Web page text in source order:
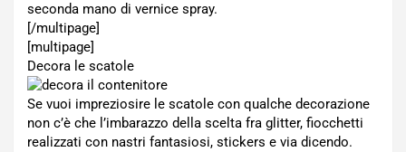
seconda mano di vernice spray.
[/multipage]
[multipage]
Decora le scatole
Se vuoi impreziosire le scatole con qualche decorazione
non c’è che l’imbarazzo della scelta fra glitter, fiocchetti
realizzati con nastri fantasiosi, stickers e via dicendo.